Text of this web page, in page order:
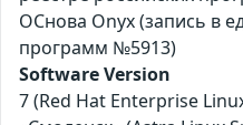
ОСнова Оnyx (запись в
программ №5913)
Software Version
7 (Red Hat Enterprise